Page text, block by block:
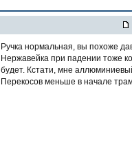
Ручка нормальная, вы похоже
Нержавейка при падении тоже
будет. Кстати, мне
Перекосов меньше в начале